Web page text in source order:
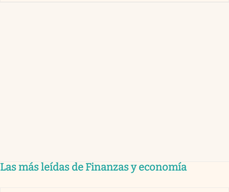
Las más leídas de Finanzas y economía